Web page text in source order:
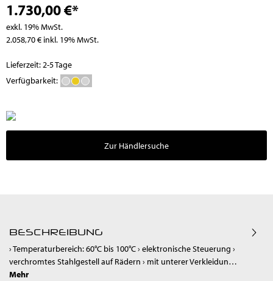
1.730,00 €*
exkl. 19% MwSt.
2.058,70 € inkl. 19% MwSt.
Lieferzeit: 2-5 Tage
Verfügbarkeit:
Zur Händlersuche
BESCHREIBUNG
› Temperaturbereich: 60°C bis 100°C › elektronische Steuerung ›
verchromtes Stahlgestell auf Rädern › mit unterer Verkleidun…
Mehr